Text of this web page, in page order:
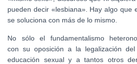
pueden decir «lesbiana». Hay algo que
se soluciona con más de lo mismo.
No sólo el fundamentalismo
con su oposición a la legalización
educación sexual y a tantos otros